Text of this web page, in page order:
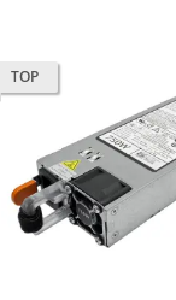
TOP